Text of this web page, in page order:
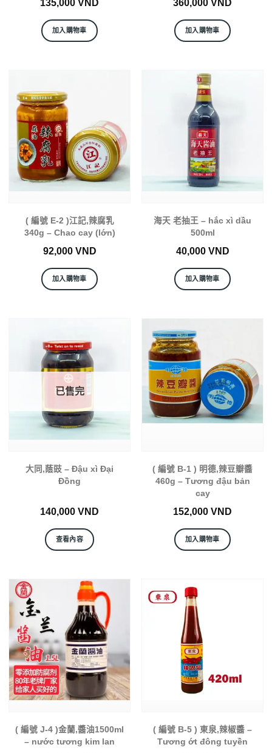
135,000 VND
加入購物車
360,000 VND
加入購物車
( 編號 E-2 )江記,辣腐乳
340g – Chao cay (lớn)
92,000 VND
加入購物車
海天 老抽王 – hắc xì dầu
500ml
40,000 VND
加入購物車
已售完
大同,蔭豉 – Đậu xì Đại
Đồng
140,000 VND
查看內容
( 編號 B-1 ) 明德,辣豆瓣醬
460g – Tương đậu bản
cay
152,000 VND
加入購物車
( 編號 J-4 )金蘭,醬油1500ml
– nước tương kim lan
( 編號 B-5 ) 東泉,辣椒醬 –
Tương ớt đông tuyền